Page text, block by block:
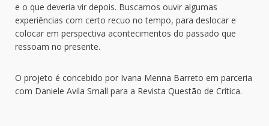
e o que deveria vir depois. Buscamos ouvir algumas
experiências com certo recuo no tempo, para deslocar e
colocar em perspectiva acontecimentos do passado que
ressoam no presente.
O projeto é concebido por Ivana Menna Barreto em parceria
com Daniele Avila Small para a Revista Questão de Crítica.